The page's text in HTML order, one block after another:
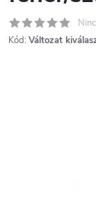
Kód: Változat